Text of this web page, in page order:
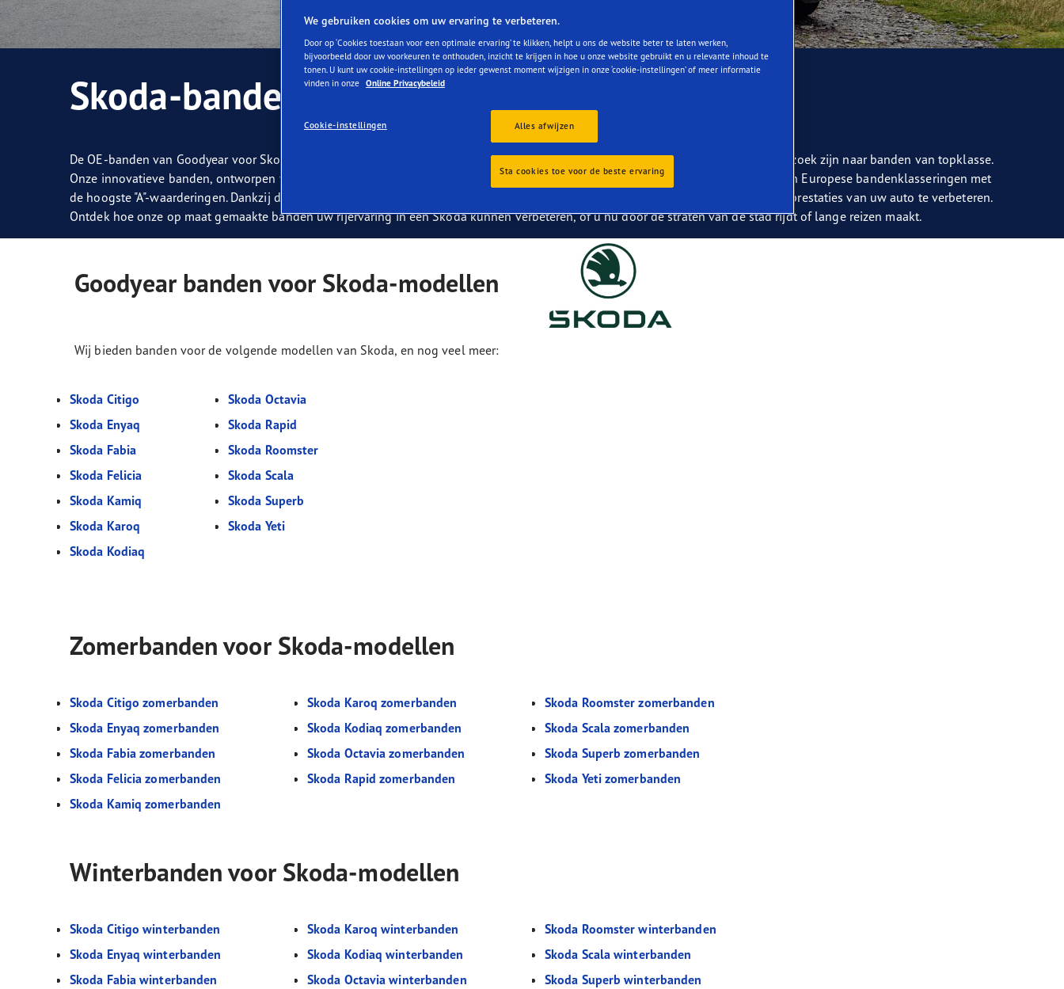
Zorg dragen voor je banden
Goodyear Blimp
Skoda-banden
De OE-banden van Goodyear voor Skoda bieden superieure prestaties en rijeigenschappen voor eersteklas Skoda-eigenaren die op zoek zijn naar banden van topklasse.
Onze innovatieve banden, ontworpen voor modellen van de wendbare Fabia tot de ruime Kodiaq, zijn consequent toonaangevend in Europese bandenklasseringen met
de hoogste "A"-waarderingen. Dankzij de langdurige samenwerking van Goodyear met Skoda is elke band precies ontworpen om de prestaties van uw auto te verbeteren.
Ontdek hoe onze op maat gemaakte banden uw rijervaring in een Skoda kunnen verbeteren, of u nu door de straten van de stad rijdt of lange reizen maakt.
Goodyear banden voor Skoda-modellen
Wij bieden banden voor de volgende modellen van Skoda, en nog veel meer:
Skoda Citigo
Skoda Enyaq
Skoda Fabia
Skoda Felicia
Skoda Kamiq
Skoda Karoq
Skoda Kodiaq
Skoda Octavia
Skoda Rapid
Skoda Roomster
Skoda Scala
Skoda Superb
Skoda Yeti
Zomerbanden voor Skoda-modellen
Skoda Citigo zomerbanden
Skoda Enyaq zomerbanden
Skoda Fabia zomerbanden
Skoda Felicia zomerbanden
Skoda Kamiq zomerbanden
Skoda Karoq zomerbanden
Skoda Kodiaq zomerbanden
Skoda Octavia zomerbanden
Skoda Rapid zomerbanden
Skoda Roomster zomerbanden
Skoda Scala zomerbanden
Skoda Superb zomerbanden
Skoda Yeti zomerbanden
Winterbanden voor Skoda-modellen
Skoda Citigo winterbanden
Skoda Enyaq winterbanden
Skoda Fabia winterbanden
Skoda Karoq winterbanden
Skoda Kodiaq winterbanden
Skoda Octavia winterbanden
Skoda Roomster winterbanden
Skoda Scala winterbanden
Skoda Superb winterbanden
We gebruiken cookies om uw ervaring te verbeteren.
Door op ‘Cookies toestaan voor een optimale ervaring’ te klikken, helpt u ons de website beter te laten werken,
bijvoorbeeld door uw voorkeuren te onthouden, inzicht te krijgen in hoe u onze website gebruikt en u relevante inhoud te
tonen. U kunt uw cookie-instellingen op ieder gewenst moment wijzigen in onze ‘cookie-instellingen’ of meer informatie
vinden in onze Online Privacybeleid
Cookie-instellingen Alles afwijzen
Sta cookies toe voor de beste ervaring